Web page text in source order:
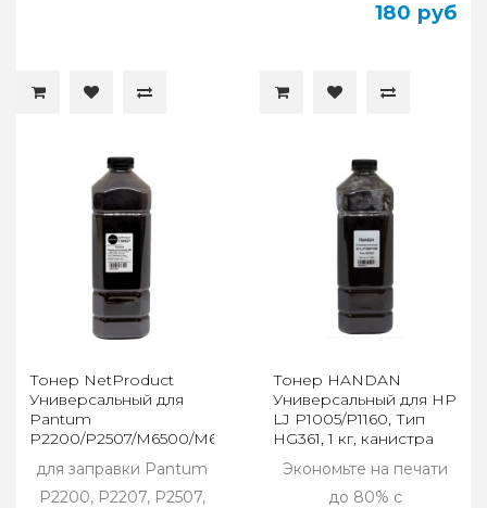
180 руб
Тонер NetProduct
Универсальный для
Pantum
P2200/P2507/M6500/M6600 PC-
для заправки Pantum
P2200, P2207, P2507,
Тонер HANDAN
Универсальный для HP
LJ P1005/P1160, Тип
HG361, 1 кг, канистра
Экономьте на печати
до 80% с